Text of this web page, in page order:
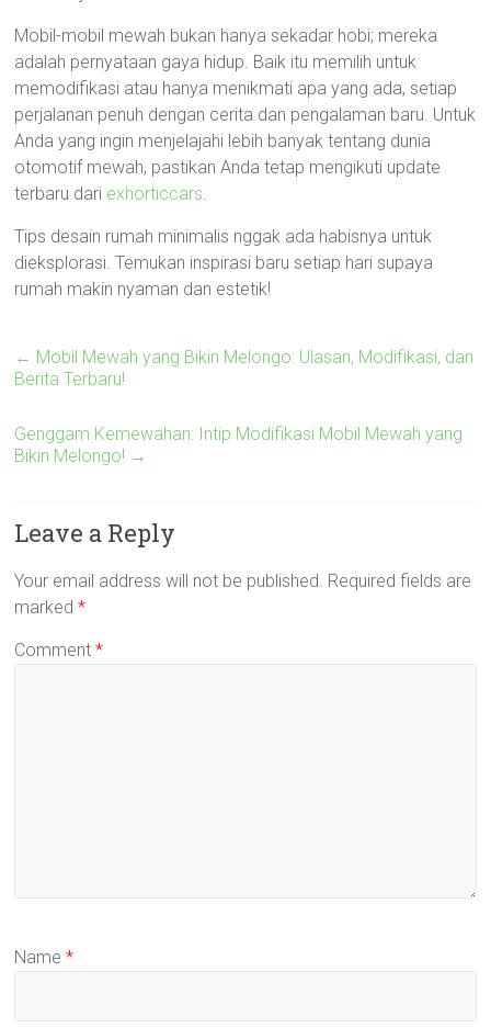
Mobil-mobil mewah bukan hanya sekadar hobi; mereka
adalah pernyataan gaya hidup. Baik itu memilih untuk
memodifikasi atau hanya menikmati apa yang ada, setiap
perjalanan penuh dengan cerita dan pengalaman baru. Untuk
Anda yang ingin menjelajahi lebih banyak tentang dunia
otomotif mewah, pastikan Anda tetap mengikuti update
terbaru dari exhorticcars.
Tips desain rumah minimalis nggak ada habisnya untuk
dieksplorasi. Temukan inspirasi baru setiap hari supaya
rumah makin nyaman dan estetik!
← Mobil Mewah yang Bikin Melongo: Ulasan, Modifikasi, dan
Berita Terbaru!
Genggam Kemewahan: Intip Modifikasi Mobil Mewah yang
Bikin Melongo! →
Leave a Reply
Your email address will not be published. Required fields are
marked*
Comment*
Name*